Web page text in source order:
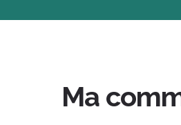
Ma